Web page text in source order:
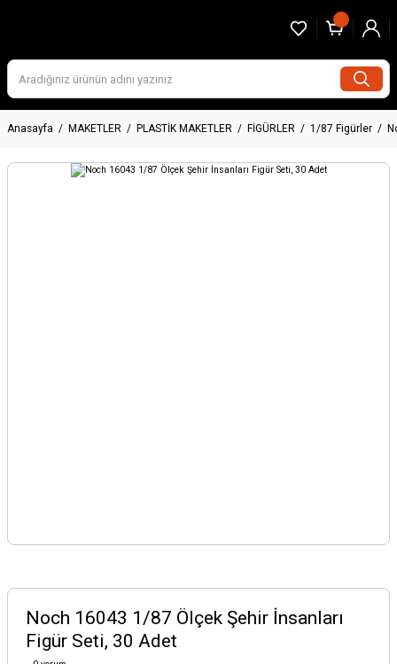
Anasayfa MAKETLER PLASTİK MAKETLER FİGÜRLER 1/87 Figürler
Noch 16043 1/87 Ölçek Şehir İnsanları
Figür Seti, 30 Adet